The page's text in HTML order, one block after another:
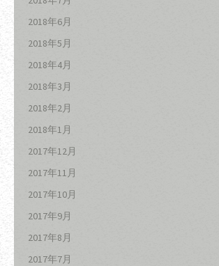
2018年6月
2018年5月
2018年4月
2018年3月
2018年2月
2018年1月
2017年12月
2017年11月
2017年10月
2017年9月
2017年8月
2017年7月